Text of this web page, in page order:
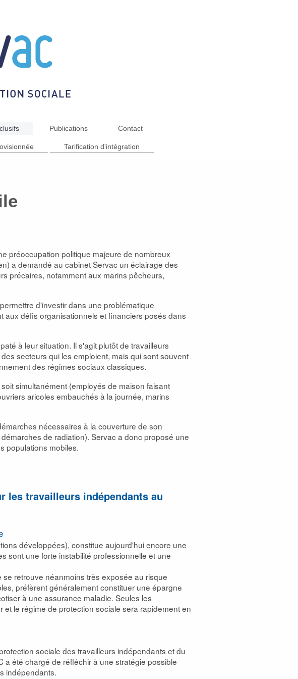
Publications Contact
Tarification d'intégration
préoccupation politique majeure de nombreux
a demandé au cabinet Servac un éclairage des
précaires, notamment aux marins pêcheurs,
d'investir dans une problématique
défis organisationnels et financiers posés dans
à leur situation. Il s'agit plutôt de travailleurs
secteurs qui les emploient, mais qui sont souvent
des régimes sociaux classiques.
simultanément (employés de maison faisant
aricoles embauchés à la journée, marins
nécessaires à la couverture de son
de radiation). Servac a donc proposé une
populations mobiles.
les travailleurs indépendants au
développées), constitue aujourd'hui encore une
sont une forte instabilité professionnelle et une
retrouve néanmoins très exposée au risque
préfèrent généralement constituer une épargne
à une assurance maladie. Seules les
le régime de protection sociale sera rapidement en
sociale des travailleurs indépendants et du
a été chargé de réfléchir à une stratégie possible
indépendants.